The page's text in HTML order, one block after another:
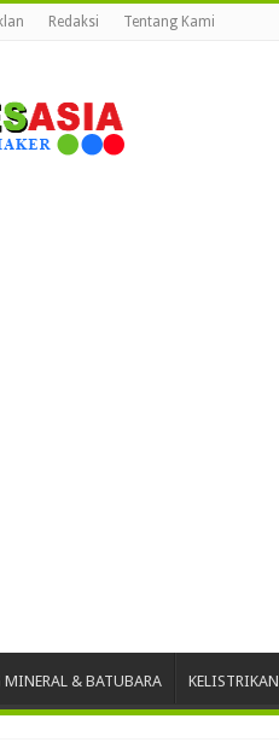
Redaksi Tentang Kami
MINERAL & BATUBARA KELISTRIKAN